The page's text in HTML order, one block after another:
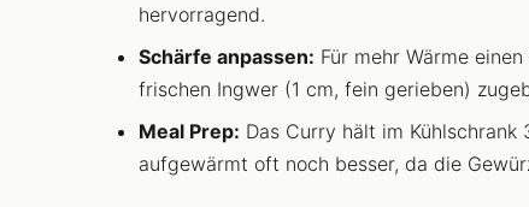
hervorragend.
Schärfe anpassen: Für mehr Wärme
frischen Ingwer (1 cm, fein gerieben)
Meal Prep: Das Curry hält im
aufgewärmt oft noch besser, da die